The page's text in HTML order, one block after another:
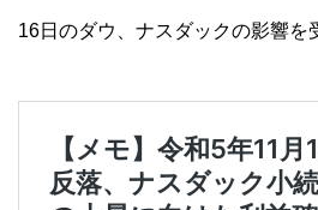
16日のダウ、ナスダックの影響を